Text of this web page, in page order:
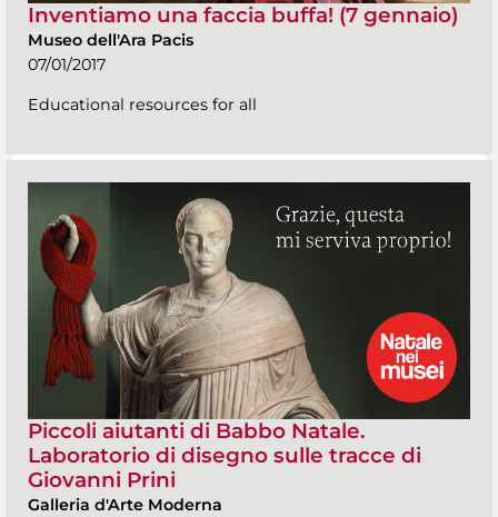
Inventiamo una faccia buffa! (7 gennaio)
Museo dell'Ara Pacis
07/01/2017
Educational resources for all
Piccoli aiutanti di Babbo Natale.
Laboratorio di disegno sulle tracce di
Giovanni Prini
Galleria d'Arte Moderna